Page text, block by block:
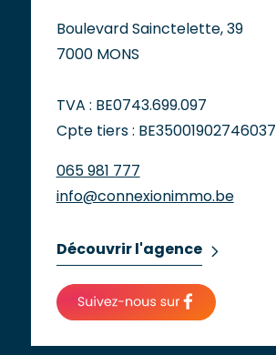
Boulevard Sainctelette, 39
7000 MONS
TVA : BE0743.699.097
Cpte tiers : BE35001902746037
065 981 777
info@connexionimmo.be
Découvrir l'agence